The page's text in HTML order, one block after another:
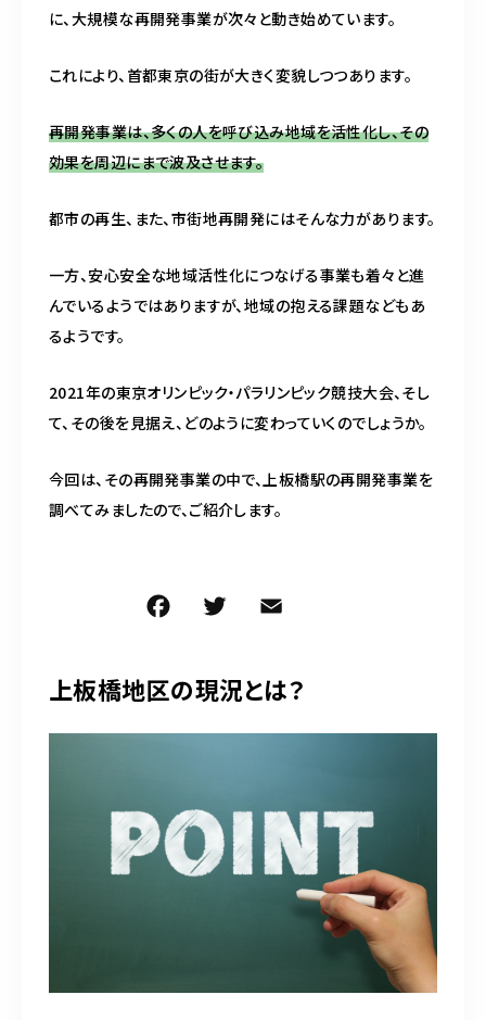
に、大規模な再開発事業が次々と動き始めています。
これにより、首都東京の街が大きく変貌しつつあります。
再開発事業は、多くの人を呼び込み地域を活性化し、その
効果を周辺にまで波及させます。
都市の再生、また、市街地再開発にはそんな力があります。
一方、安心安全な地域活性化につなげる事業も着々と進
んでいるようではありますが、地域の抱える課題などもあ
るようです。
2021年の東京オリンピック・パラリンピック競技大会、そし
て、その後を見据え、どのように変わっていくのでしょうか。
今回は、その再開発事業の中で、上板橋駅の再開発事業を
調べてみましたので、ご紹介します。
c
e
b
o
k
T
it
te
r
ai
上板橋地区の現況とは？